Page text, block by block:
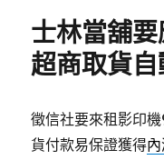
士林當舖
超商取貨
徵信社要來租影印
貨付款易保證獲得